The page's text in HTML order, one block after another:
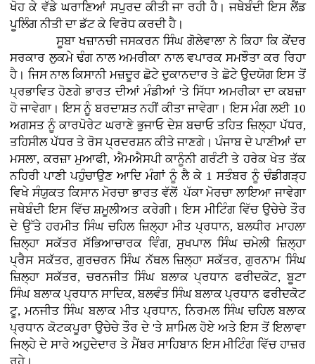
ਖੋਹ ਕੇ ਵੱਡੇ ਘਰਾਣਿਆਂ ਸਪੁਰਦ ਕੀਤੀ ਜਾ ਰਹੀ ਹੈ। ਜਥੇਬੰਦੀ ਇਸ ਲੈਂਡ
ਪੂਲਿੰਗ ਨੀਤੀ ਦਾ ਡੱਟ ਕੇ ਵਿਰੋਧ ਕਰਦੀ ਹੈ।
ਸੂਬਾ ਖਜ਼ਾਨਚੀ ਜਸਕਰਨ ਸਿੰਘ ਗੋਲੇਵਾਲਾ ਨੇ ਕਿਹਾ ਕਿ ਕੇਂਦਰ
ਸਰਕਾਰ ਲੁਕਮੇ ਢੰਗ ਨਾਲ ਅਮਰੀਕਾ ਨਾਲ ਵਪਾਰਕ ਸਮਝੌਤਾ ਕਰ ਰਿਹਾ
ਹੈ। ਜਿਸ ਨਾਲ ਕਿਸਾਨੀ ਮਜ਼ਦੂਰ ਛੋਟੇ ਦੁਕਾਨਦਾਰ ਤੇ ਛੋਟੇ ਉਦਯੋਗ ਇਸ ਤੋਂ
ਪ੍ਰਭਾਵਿਤ ਹੋਣਗੇ ਭਾਰਤ ਦੀਆਂ ਮੰਡੀਆਂ 'ਤੇ ਸਿੱਧਾ ਅਮਰੀਕਾ ਦਾ ਕਬਜ਼ਾ
ਹੋ ਜਾਵੇਗਾ। ਇਸ ਨੂੰ ਬਰਦਾਸ਼ਤ ਨਹੀਂ ਕੀਤਾ ਜਾਵੇਗਾ। ਇਸ ਮੰਗ ਲਈ 10
ਅਗਸਤ ਨੂੰ ਕਾਰਪੋਰੇਟ ਘਰਾਣੇ ਭੁਜਾਓ ਦੇਸ਼ ਬਚਾਓ ਤਹਿਤ ਜ਼ਿਲ੍ਹਾ ਪੱਧਰ,
ਤਹਿਸੀਲ ਪੱਧਰ ਤੇ ਰੋਸ ਪ੍ਰਦਰਸ਼ਨ ਕੀਤੇ ਜਾਣਗੇ। ਪੰਜਾਬ ਦੇ ਪਾਣੀਆਂ ਦਾ
ਮਸਲਾ, ਕਰਜ਼ਾ ਮੁਆਫੀ, ਐਮਐਸਪੀ ਕਾਨੂੰਨੀ ਗਰੰਟੀ ਤੇ ਹਰੇਕ ਖੇਤ ਤੱਕ
ਨਹਿਰੀ ਪਾਣੀ ਪਹੁੰਚਾਉਣ ਆਦਿ ਮੰਗਾਂ ਨੂੰ ਲੈ ਕੇ 1 ਸਤੰਬਰ ਨੂੰ ਚੰਡੀਗੜ੍ਹ
ਵਿਖੇ ਸੰਯੁਕਤ ਕਿਸਾਨ ਮੋਰਚਾ ਭਾਰਤ ਵੱਲੋਂ ਪੱਕਾ ਮੋਰਚਾ ਲਾਇਆ ਜਾਵੇਗਾ
ਜਥੇਬੰਦੀ ਇਸ ਵਿੱਚ ਸ਼ਮੂਲੀਅਤ ਕਰੇਗੀ। ਇਸ ਮੀਟਿੰਗ ਵਿੱਚ ਉਚੇਚੇ ਤੌਰ
ਦੇ ਉੱਤੇ ਹਰਮੀਤ ਸਿੰਘ ਚਹਿਲ ਜ਼ਿਲ੍ਹਾ ਮੀਤ ਪ੍ਰਧਾਨ, ਬਲਧੀਰ ਮਾਹਲਾ
ਜ਼ਿਲ੍ਹਾ ਸਕੱਤਰ ਸੱਭਿਆਚਾਰਕ ਵਿੰਗ, ਸੁਖਪਾਲ ਸਿੰਘ ਚਮੇਲੀ ਜ਼ਿਲ੍ਹਾ
ਪ੍ਰੈਸ ਸਕੱਤਰ, ਗੁਰਚਰਨ ਸਿੰਘ ਨੱਥਲ ਜ਼ਿਲ੍ਹਾ ਸਕੱਤਰ, ਗੁਰਨਾਮ ਸਿੰਘ
ਜ਼ਿਲ੍ਹਾ ਸਕੱਤਰ, ਚਰਨਜੀਤ ਸਿੰਘ ਬਲਾਕ ਪ੍ਰਧਾਨ ਫਰੀਦਕੋਟ, ਬੂਟਾ
ਸਿੰਘ ਬਲਾਕ ਪ੍ਰਧਾਨ ਸਾਦਿਕ, ਬਲਵੰਤ ਸਿੰਘ ਬਲਾਕ ਪ੍ਰਧਾਨ ਫਰੀਦਕੋਟ
ਟੂ, ਮਨਜੀਤ ਸਿੰਘ ਬਲਾਕ ਮੀਤ ਪ੍ਰਧਾਨ, ਨਿਰਮਲ ਸਿੰਘ ਚਹਿਲ ਬਲਾਕ
ਪ੍ਰਧਾਨ ਕੋਟਕਪੂਰਾ ਉਚੇਚੇ ਤੌਰ ਦੇ 'ਤੇ ਸ਼ਾਮਿਲ ਹੋਏ ਅਤੇ ਇਸ ਤੋਂ ਇਲਾਵਾ
ਜਿਲ੍ਹੇ ਦੇ ਸਾਰੇ ਅਹੁਦੇਦਾਰ ਤੇ ਮੈਂਬਰ ਸਾਹਿਬਾਨ ਇਸ ਮੀਟਿੰਗ ਵਿੱਚ ਹਾਜ਼ਰ